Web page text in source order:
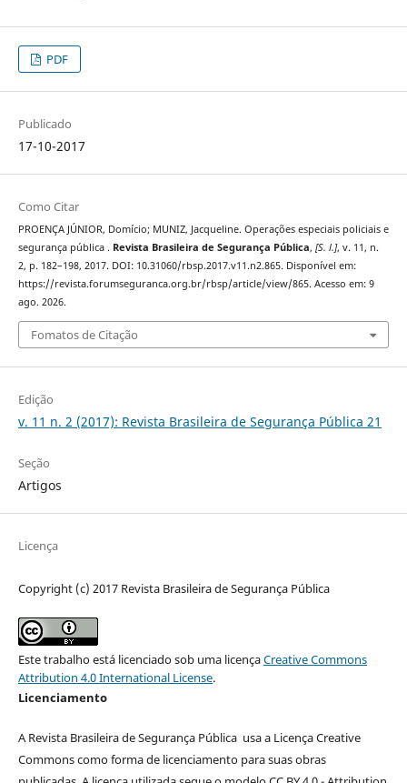
PDF
Publicado
17-10-2017
Como Citar
PROENÇA JÚNIOR, Domício; MUNIZ, Jacqueline. Operações especiais policiais e
segurança pública . Revista Brasileira de Segurança Pública, [S. l.], v. 11, n.
2, p. 182–198, 2017. DOI: 10.31060/rbsp.2017.v11.n2.865. Disponível em:
https://revista.forumseguranca.org.br/rbsp/article/view/865. Acesso em: 9
ago. 2026.
Fomatos de Citação
Edição
v. 11 n. 2 (2017): Revista Brasileira de Segurança Pública 21
Seção
Artigos
Licença
Copyright (c) 2017 Revista Brasileira de Segurança Pública
Este trabalho está licenciado sob uma licençaCreative Commons
Attribution 4.0 International License.
Licenciamento
A Revista Brasileira de Segurança Pública usa a Licença Creative
Commons como forma de licenciamento para suas obras